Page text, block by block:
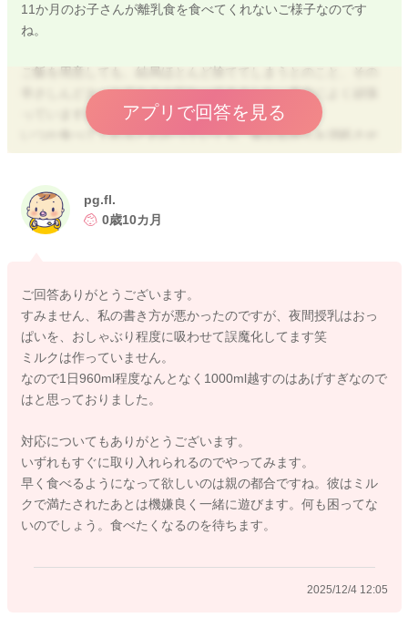
11か月のお子さんが離乳食を食べてくれないご様子なのです
ね。
ご飯を用意しても、結局ほとんど捨ててしまうとのこと、その
辛さしんどさ、とてもよく伝わってきました。本当によく頑張
っていますね。
いつか食べてくれるとわかっていても、毎日気持ちを消耗させ
る日々かと思います。
まず息子さんは
・ミルクで満足しやすいタイプ
今の息子さんは1日に1440㎖ミルクを飲んでいますので、
今の月齢の必要量（500～800㎖）の倍程度です。
つまり、ミルクでお腹も心も満たされているので「食べる必要
がない状態」といえます。
これは決して悪いことではなく、ミルクはよく入る子にはよく
ある姿です。
対応策とては
①食事は食べなくても成功と思う
⇒3歳までのお子さんにとって、『食べることと遊ぶこと』の違
いはありません。
アプリで回答を見る
pg.fl.
0歳10カ月
ご回答ありがとうございます。
すみません、私の書き方が悪かったのですが、夜間授乳はおっ
ぱいを、おしゃぶり程度に吸わせて誤魔化してます笑
ミルクは作っていません。
なので1日960ml程度なんとなく1000ml越すのはあげすぎなので
はと思っておりました。
対応についてもありがとうございます。
いずれもすぐに取り入れられるのでやってみます。
早く食べるようになって欲しいのは親の都合ですね。彼はミル
クで満たされたあとは機嫌良く一緒に遊びます。何も困ってな
いのでしょう。食べたくなるのを待ちます。
2025/12/4 12:05